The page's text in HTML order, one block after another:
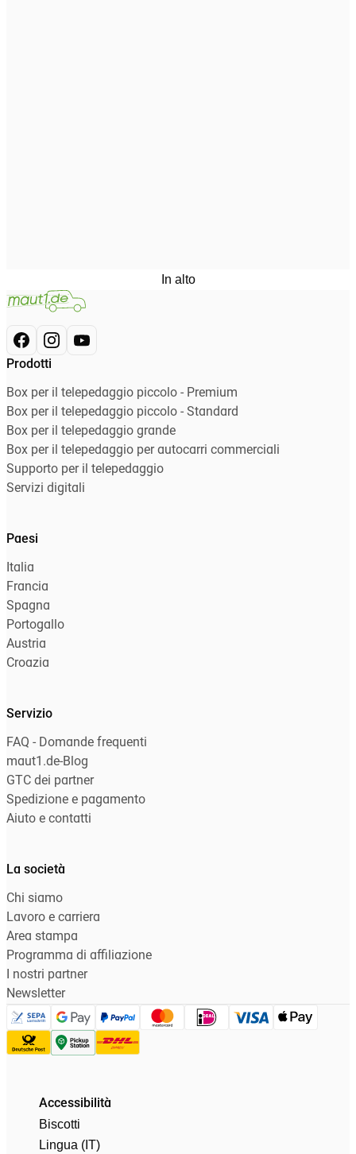
In alto
Prodotti
Box per il telepedaggio piccolo - Premium
Box per il telepedaggio piccolo - Standard
Box per il telepedaggio grande
Box per il telepedaggio per autocarri commerciali
Supporto per il telepedaggio
Servizi digitali
Paesi
Italia
Francia
Spagna
Portogallo
Austria
Croazia
Servizio
FAQ - Domande frequenti
maut1.de-Blog
GTC dei partner
Spedizione e pagamento
Aiuto e contatti
La società
Chi siamo
Lavoro e carriera
Area stampa
Programma di affiliazione
I nostri partner
Newsletter
Accessibilità
Biscotti
Lingua (IT)